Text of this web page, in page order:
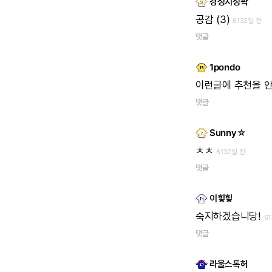
공감 (3) 6132일 전
댓글
1pondo
이런글에 추천을
댓글
Sunny☆
ㅊㅊ 6132일 전
댓글
이힣힣
숙지하겠습니당!
댓글
라울스톡허